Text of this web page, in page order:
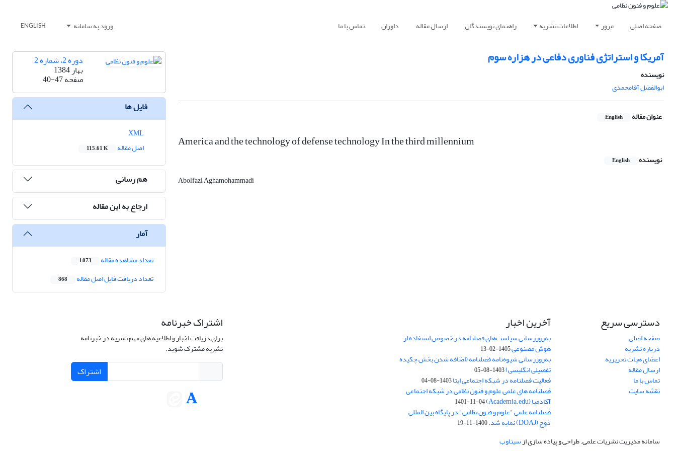
صفحه اصلی مرور اطلاعات نشریه راهنمای نویسندگان ارسال مقاله داوران تماس با ما ورود به سامانه ENGLISH
آمریکا و استراتژی فناوری دفاعی در هزاره سوم
نویسنده
ابوالفضل آقامحمدی
عنوان مقاله English
America and the technology of defense technology In the third millennium
نویسنده English
Abolfazl Aghamohammadi
دوره 2، شماره 2
بهار 1384
صفحه40-47
فایل ها
اصل مقاله
115.61 K
هم رسانی
ارجاع به این مقاله
آمار
تعداد مشاهده مقاله 1,073
تعداد دریافت فایل اصل مقاله 868
دسترسی سریع
صفحه اصلی
درباره نشریه
اعضای هیات تحریریه
ارسال مقاله
تماس با ما
نقشه سایت
آخرین اخبار
به‌روزرسانی سیاست‌های فصلنامه در خصوص استفاده از
هوش مصنوعی1405-02-13
به‌روزرسانی شیوه‌نامه فصلنامه (اضافه شدن بخش چکیده
تفصیلی انگلیسی)1403-08-05
فعالیت فصلنامه در شبکه اجتماعی ایتا1403-08-04
فصلنامه های علمی علوم و فنون نظامی در شبکه اجتماعی
آکادمیا (Academia.edu) 1401-11-04
فصلنامه علمی "علوم و فنون نظامی" در پایگاه بین المللی
دوج (DOAJ) نمایه شد. 1400-11-19
اشتراک خبرنامه
برای دریافت اخبار و اطلاعیه های مهم نشریه در خبرنامه
نشریه مشترک شوید.
اشتراک
سامانه مدیریت نشریات علمی.طراحی و پیاده سازی ازسیناوب